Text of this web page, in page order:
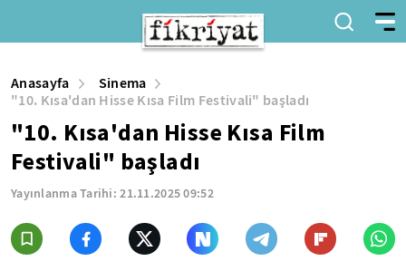
Anasayfa
Sinema
"10. Kısa'dan Hisse Kısa Film Festivali" başladı
"10. Kısa'dan Hisse Kısa Film
Festivali" başladı
Yayınlanma Tarihi:21.11.2025 09:52